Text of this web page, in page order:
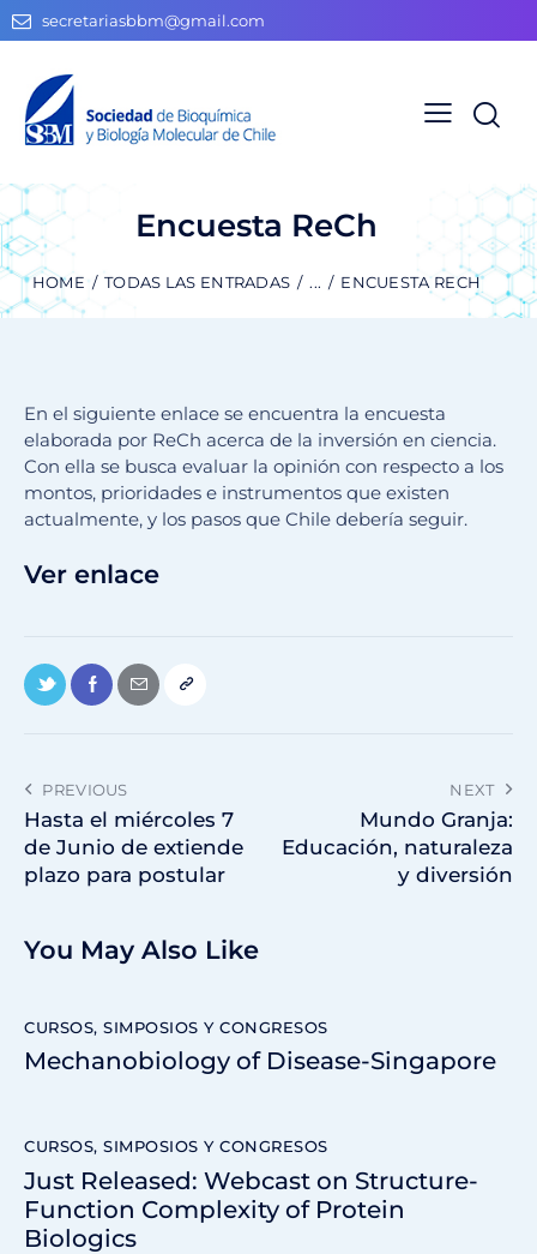
secretariasbbm@gmail.com
Encuesta ReCh
HOME TODAS LAS ENTRADAS ... ENCUESTA RECH
En el siguiente enlace se encuentra la encuesta
elaborada por ReCh acerca de la inversión en ciencia.
Con ella se busca evaluar la opinión con respecto a los
montos, prioridades e instrumentos que existen
actualmente, y los pasos que Chile debería seguir.
Ver enlace
PREVIOUS
Hasta el miércoles 7
de Junio de extiende
plazo para postular
NEXT
Mundo Granja:
Educación, naturaleza
y diversión
You May Also Like
CURSOS, SIMPOSIOS Y CONGRESOS
Mechanobiology of Disease-Singapore
CURSOS, SIMPOSIOS Y CONGRESOS
Just Released: Webcast on Structure-
Function Complexity of Protein
Biologics